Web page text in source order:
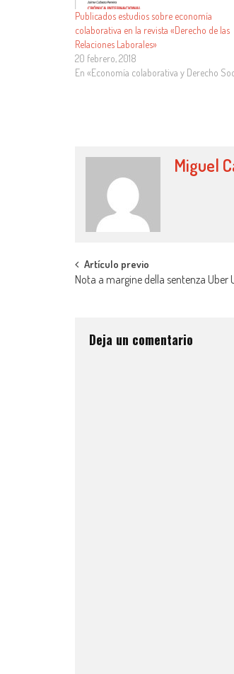
Publicados estudios sobre economía
colaborativa en la revista «Derecho de las
Relaciones Laborales»
20 febrero, 2018
En «Economía colaborativa y Derecho
Miguel
Artículo previo
Nota a margine della sentenza Uber
Deja un comentario